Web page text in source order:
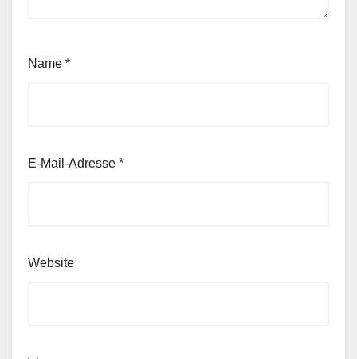
Name *
E-Mail-Adresse *
Website